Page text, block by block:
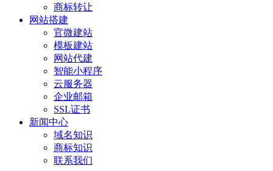
商标转让
网站搭建
官微建站
模板建站
网站代建
智能小程序
云服务器
企业邮箱
SSL证书
新闻中心
域名知识
商标知识
联系我们